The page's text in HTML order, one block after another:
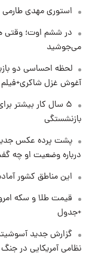
استوری مهدی طارمی
در ششم اوت؛ وقتی
می‌جوشید
لحظه احساسی دو
آغوش غزل شاکری+فیلم
۵ سال کار بیشتر
بازنشستگی
پشت پرده عکس جدید
درباره وضعیت او چه
این مناطق کشور
+جدول
گزارش جدید
نظامی آمریکایی در جنگ